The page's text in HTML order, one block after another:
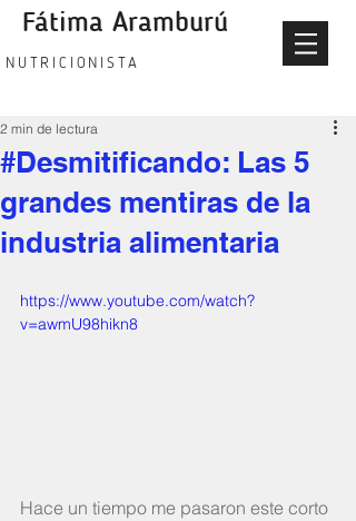
fatima aramburu nutricionista
Fátima Aramburú
NUTRICIONISTA
#Desmitificando: Las 5
grandes mentiras de la
industria alimentaria
2 min de lectura
https://www.youtube.com/watch?
v=awmU98hikn8
Hace un tiempo me pasaron este corto